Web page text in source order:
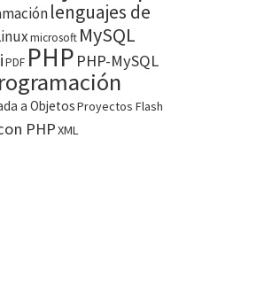
lenguajes de
microsoft MySQL
PDF PHP PHP-MySQL
a ObjetosProyectos Flash
PHPXML